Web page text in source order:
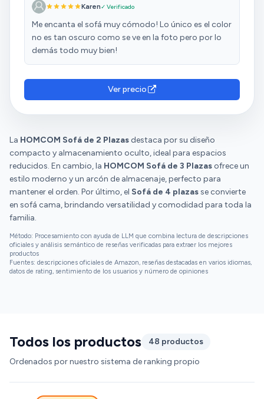
Karen✓ Verificado
Me encanta el sofá muy cómodo! Lo único es el color
no es tan oscuro como se ve en la foto pero por lo
demás todo muy bien!
Ver precio
La HOMCOM Sofá de 2 Plazas destaca por su diseño
compacto y almacenamiento oculto, ideal para espacios
reducidos. En cambio, la HOMCOM Sofá de 3 Plazas ofrece un
estilo moderno y un arcón de almacenaje, perfecto para
mantener el orden. Por último, el Sofá de 4 plazasse convierte
en sofá cama, brindando versatilidad y comodidad para toda la
familia.
Método: Procesamiento con ayuda de LLM que combina lectura de descripciones
oficiales y análisis semántico de reseñas verificadas para extraer los mejores
productos
Fuentes: descripciones oficiales de Amazon, reseñas destacadas en varios idiomas,
datos de rating, sentimiento de los usuarios y número de opiniones
Todos los productos
48 productos
Ordenados por nuestro sistema de ranking propio